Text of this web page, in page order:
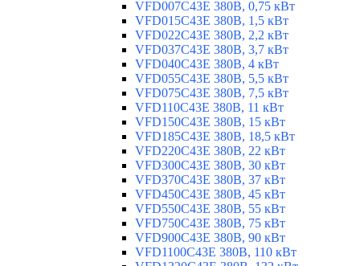
VFD007C43E 380В, 0,75 кВт
VFD015C43E 380В, 1,5 кВт
VFD022C43E 380В, 2,2 кВт
VFD037C43E 380В, 3,7 кВт
VFD040C43E 380В, 4 кВт
VFD055C43E 380В, 5,5 кВт
VFD075C43E 380В, 7,5 кВт
VFD110C43E 380В, 11 кВт
VFD150C43E 380В, 15 кВт
VFD185C43E 380В, 18,5 кВт
VFD220C43E 380В, 22 кВт
VFD300C43E 380В, 30 кВт
VFD370C43E 380В, 37 кВт
VFD450C43E 380В, 45 кВт
VFD550C43E 380В, 55 кВт
VFD750C43E 380В, 75 кВт
VFD900C43E 380В, 90 кВт
VFD1100C43E 380В, 110 кВт